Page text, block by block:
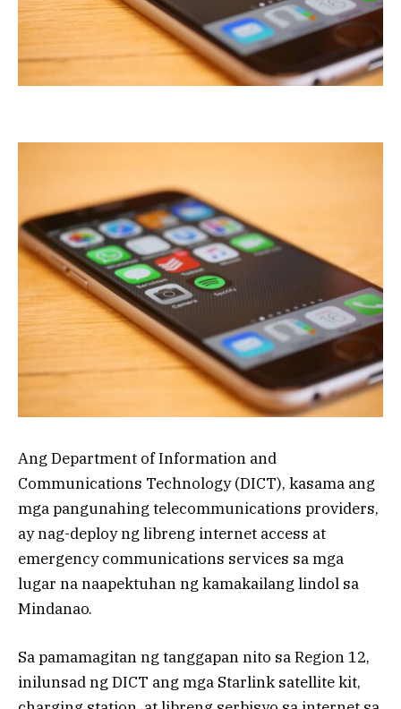
Ang Department of Information and
Communications Technology (DICT), kasama ang
mga pangunahing telecommunications providers,
ay nag-deploy ng libreng internet access at
emergency communications services sa mga
lugar na naapektuhan ng kamakailang lindol sa
Mindanao.
Sa pamamagitan ng tanggapan nito sa Region 12,
inilunsad ng DICT ang mga Starlink satellite kit,